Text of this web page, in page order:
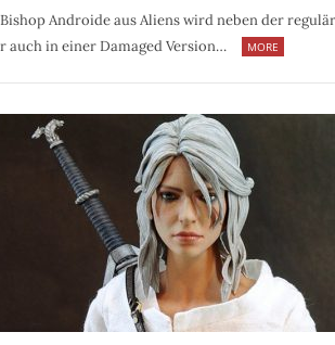
Androide aus Aliens wird neben der
auch in einer Damaged Version…
MORE